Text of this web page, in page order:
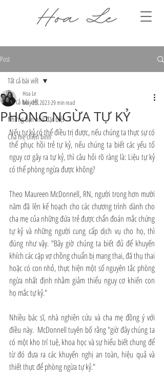
Post
Tất cả bài viết
Những bạn nhỏ đặc biệt
Cha mẹ chiến binh
Tất cả bài viết
PHÒNG NGỪA TỰ KỶ
Hoa Le
May 25, 202329 min read
Nếu tự kỷ có thể điều trị được, nếu chúng ta thực sự có
thể phục hồi trẻ tự kỷ, nếu chúng ta biết các yếu tố
nguy cơ gây ra tự kỷ, thì câu hỏi rõ ràng là: Liệu tự kỷ
có thể phòng ngừa được không?
Theo Maureen McDonnell, RN, người trong hơn mười
năm đã lên kế hoạch cho các chương trình dành cho
cha mẹ của những đứa trẻ được chẩn đoán mắc chứng
tự kỷ và những người cung cấp dịch vụ cho họ, thì
đúng như vậy. "Bây giờ chúng ta biết đủ để khuyến
khích các cặp vợ chồng chuẩn bị mang thai, đã thụ thai
hoặc có con nhỏ, thực hiện một số nguyên tắc phòng
ngừa nhất định nhằm giảm thiểu nguy cơ khiến con
họ mắc tự kỷ."
Nhiều bác sĩ, nhà nghiên cứu và cha mẹ đồng ý với
điều này.  McDonnell tuyên bố rằng "giờ đây chúng ta
có một kho trí tuệ, khoa học và sự hiểu biết chung để
từ đó đưa ra các khuyến nghị an toàn, hiệu quả và
thiết thực để phòng ngừa tự kỷ."